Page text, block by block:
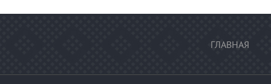
ГЛАВНАЯ